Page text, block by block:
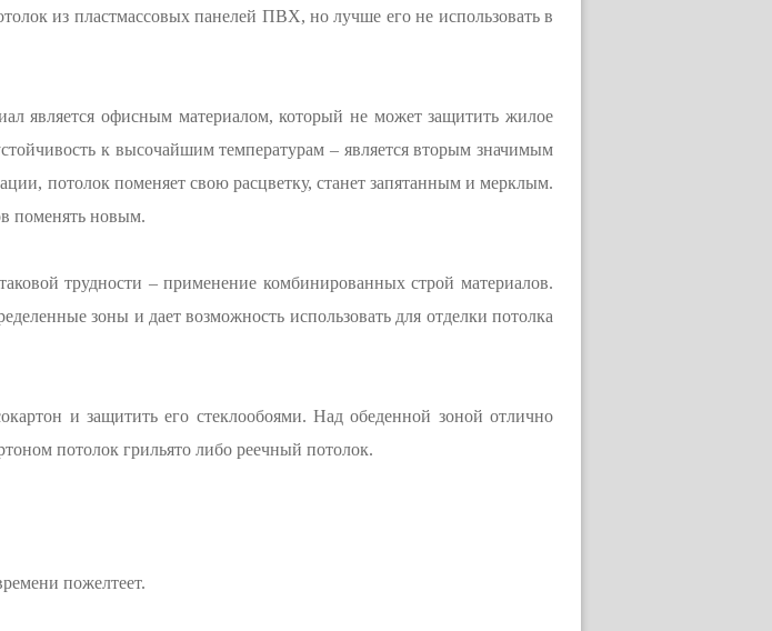
из пластмассовых панелей ПВХ, но лучше его не использовать в
является офисным материалом, который не может защитить жилое
к высочайшим температурам – является вторым значимым
потолок поменяет свою расцветку, станет запятанным и мерклым.
поменять новым.
трудности – применение комбинированных строй материалов.
зоны и дает возможность использовать для отделки потолка
и защитить его стеклообоями. Над обеденной зоной отлично
потолок грильято либо реечный потолок.
пожелтеет.